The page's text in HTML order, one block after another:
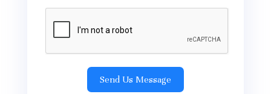
Send Us Message